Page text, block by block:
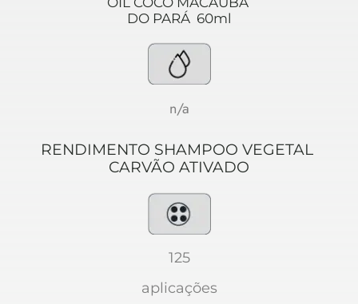
DO PARÁ  60ml
n/a
RENDIMENTO SHAMPOO VEGETAL
CARVÃO ATIVADO
125
aplicações